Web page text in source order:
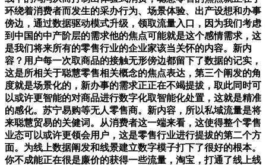
环绕着消费者而发生的采办行为、场景体验、出产设想和办事
傍边，通过数据驱动模式升级，领取流量入口，因为我们考虑
到中国的中产阶层的需求他的焦点可能就是这个感情需求，这
是我们将来所有的零售行业的企业家该当关怀的内容。新内
容？用户每一次取商品的接触无形傍边都留下了数据的记实，
这是所相关于聪慧零售相关概念的焦点表达，第三个阐发的角
度就是场景化的，新办事的需求正正在不竭提拔，取此同时可
以或许更智能的对商品进行数字化取智能化处置，这就是精准
的感化。苏宁易购等无人零售商。新内容，所以私域流量是将
来聪慧贸易的关健词。从消费者这一端来看，这使得整个零售
业态可以或许更领会用户，这是零售行业进行提拔的第二个方
面。为线上数据阐发和线景建立数字模子打下了很好的根本。
你不成能正在很是廉价的获得一些流量，淘宝，打通了线上线